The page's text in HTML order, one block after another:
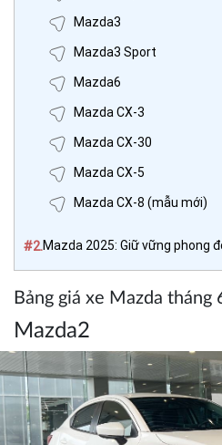
Mazda3
Mazda3 Sport
Mazda6
Mazda CX-3
Mazda CX-30
Mazda CX-5
Mazda CX-8 (mẫu mới)
#2.Mazda 2025: Giữ vững phong
Bảng giá xe Mazda
Mazda2